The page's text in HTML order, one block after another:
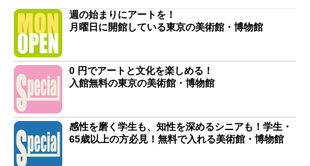
週の始まりにアートを！
月曜日に開館している東京の美術館・博物館
0 円でアートと文化を楽しめる！
入館無料の東京の美術館・博物館
感性を磨く学生も、知性を深めるシニアも！学生・
65歳以上の方必見！無料で入れる美術館・博物館